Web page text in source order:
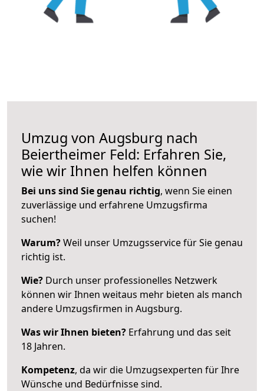
Umzug von Augsburg nach
Beiertheimer Feld: Erfahren Sie,
wie wir Ihnen helfen können
Bei uns sind Sie genau richtig, wenn Sie einen
zuverlässige und erfahrene Umzugsfirma
suchen!
Warum?Weil unser Umzugsservice für Sie genau
richtig ist.
Wie? Durch unser professionelles Netzwerk
können wir Ihnen weitaus mehr bieten als manch
andere Umzugsfirmen in Augsburg.
Was wir Ihnen bieten? Erfahrung und das seit
18 Jahren.
Kompetenz, da wir die Umzugsexperten für Ihre
Wünsche und Bedürfnisse sind.